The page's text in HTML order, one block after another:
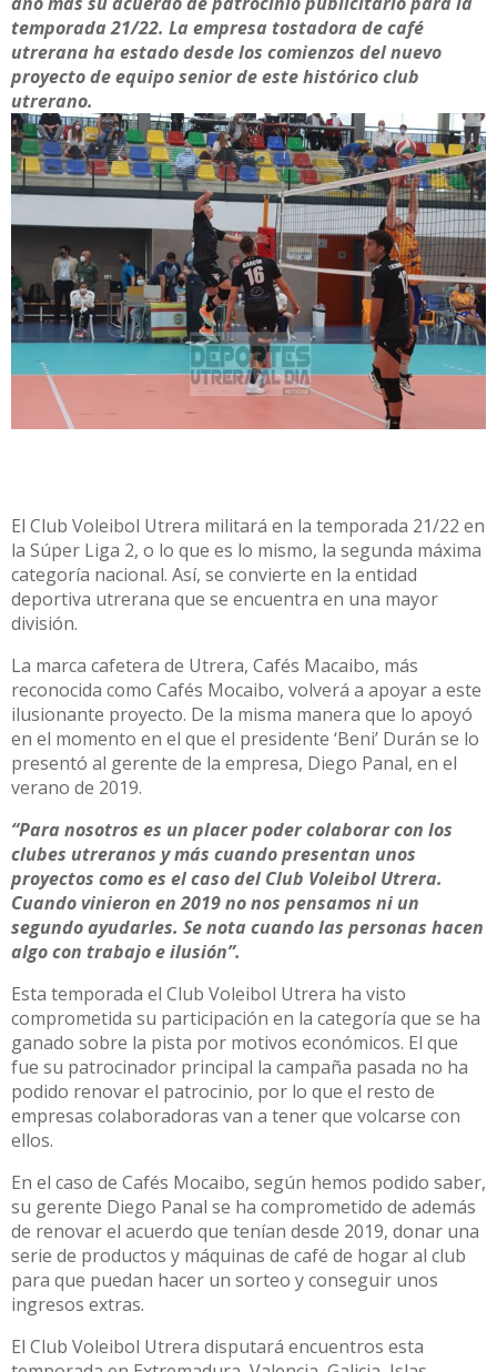
temporada 21/22. La empresa tostadora de café
utrerana ha estado desde los comienzos del nuevo
proyecto de equipo senior de este histórico club
utrerano.
El Club Voleibol Utrera militará en la temporada 21/22 en
la Súper Liga 2, o lo que es lo mismo, la segunda máxima
categoría nacional. Así, se convierte en la entidad
deportiva utrerana que se encuentra en una mayor
división.
La marca cafetera de Utrera, Cafés Macaibo, más
reconocida como Cafés Mocaibo, volverá a apoyar a este
ilusionante proyecto. De la misma manera que lo apoyó
en el momento en el que el presidente ‘Beni’ Durán se lo
presentó al gerente de la empresa, Diego Panal, en el
verano de 2019.
“Para nosotros es un placer poder colaborar con los
clubes utreranos y más cuando presentan unos
proyectos como es el caso del Club Voleibol Utrera.
Cuando vinieron en 2019 no nos pensamos ni un
segundo ayudarles. Se nota cuando las personas hacen
algo con trabajo e ilusión”.
Esta temporada el Club Voleibol Utrera ha visto
comprometida su participación en la categoría que se ha
ganado sobre la pista por motivos económicos. El que
fue su patrocinador principal la campaña pasada no ha
podido renovar el patrocinio, por lo que el resto de
empresas colaboradoras van a tener que volcarse con
ellos.
En el caso de Cafés Mocaibo, según hemos podido saber,
su gerente Diego Panal se ha comprometido de además
de renovar el acuerdo que tenían desde 2019, donar una
serie de productos y máquinas de café de hogar al club
para que puedan hacer un sorteo y conseguir unos
ingresos extras.
El Club Voleibol Utrera disputará encuentros esta